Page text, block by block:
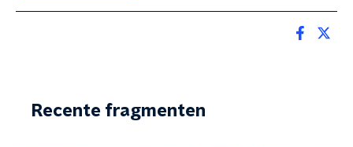
Recente fragmenten